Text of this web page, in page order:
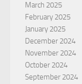
March 2025
February 2025
January 2025
December 2024
November 2024
October 2024
September 2024